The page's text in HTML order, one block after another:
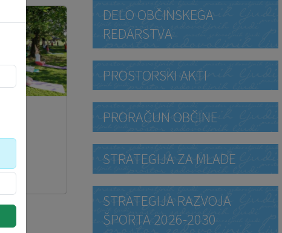
DELO OBČINSKEGA
REDARSTVA
PROSTORSKI AKTI
PRORAČUN OBČINE
STRATEGIJA ZA MLADE
STRATEGIJA RAZVOJA
ŠPORTA 2026-2030